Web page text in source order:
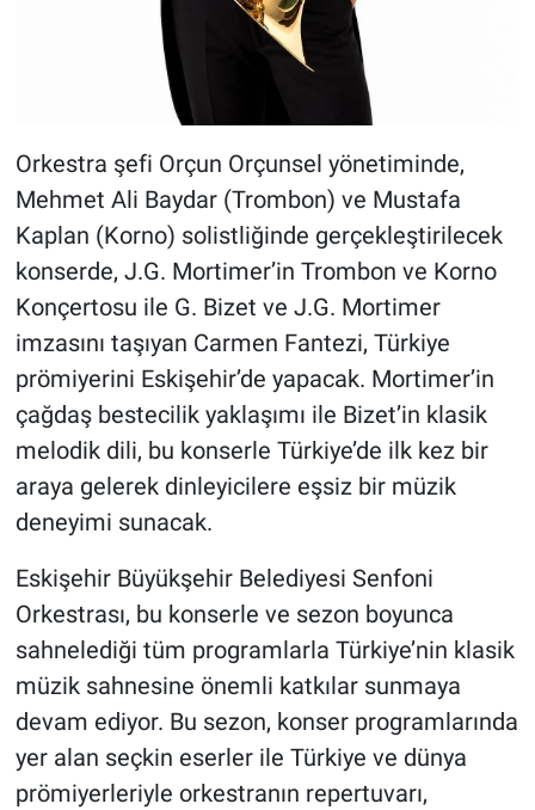
Orkestra şefi Orçun Orçunsel yönetiminde,
Mehmet Ali Baydar (Trombon) ve Mustafa
Kaplan (Korno) solistliğinde gerçekleştirilecek
konserde, J.G. Mortimer’in Trombon ve Korno
Konçertosu ile G. Bizet ve J.G. Mortimer
imzasını taşıyan Carmen Fantezi, Türkiye
prömiyerini Eskişehir’de yapacak. Mortimer’in
çağdaş bestecilik yaklaşımı ile Bizet’in klasik
melodik dili, bu konserle Türkiye’de ilk kez bir
araya gelerek dinleyicilere eşsiz bir müzik
deneyimi sunacak.
Eskişehir Büyükşehir Belediyesi Senfoni
Orkestrası, bu konserle ve sezon boyunca
sahnelediği tüm programlarla Türkiye’nin klasik
müzik sahnesine önemli katkılar sunmaya
devam ediyor. Bu sezon, konser programlarında
yer alan seçkin eserler ile Türkiye ve dünya
prömiyerleriyle orkestranın repertuvarı,